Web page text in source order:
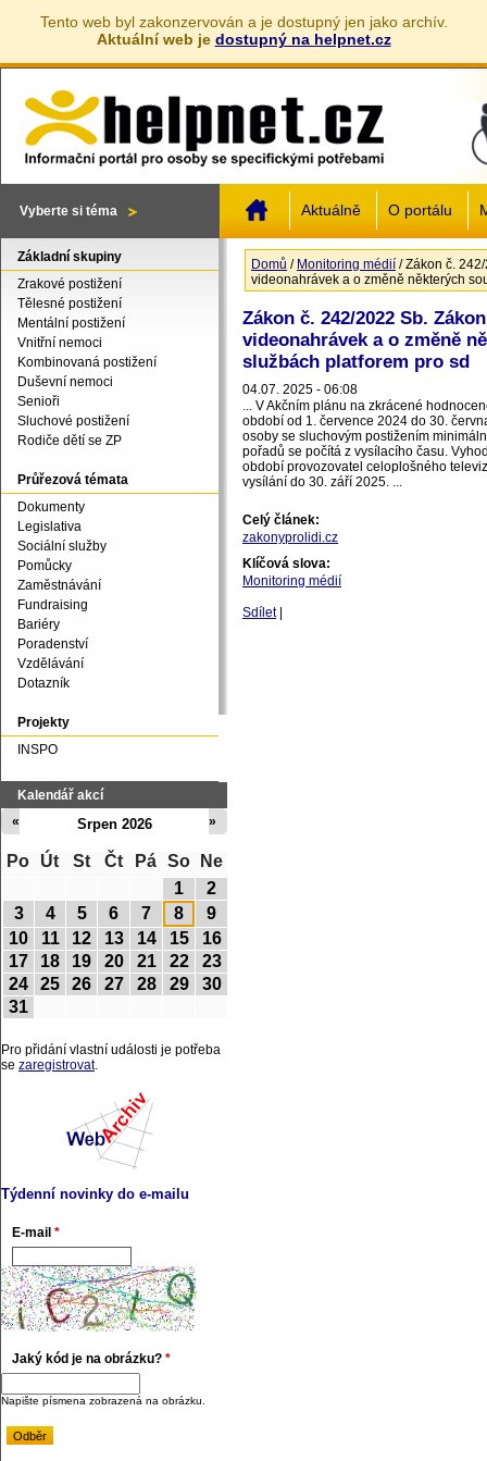
Tento web byl zakonzervován a je dostupný jen jako archív.
Aktuální web je dostupný na helpnet.cz
Vyberte si téma Aktuálně O portálu
Jste zde
Domů / Monitoring médií /Zákon č.
videonahrávek a o změně některých
Zákon č. 242/2022 Sb.
videonahrávek a o změně
službách platforem pro sd
04.07. 2025 - 06:08
... V Akčním plánu na zkrácené
období od 1. července 2024 do 30.
osoby se sluchovým postižením
pořadů se počítá z vysílacího času.
období provozovatel celoplošného
vysílání do 30. září 2025. ...
Celý článek:
zakonyprolidi.cz
Klíčová slova:
Monitoring médií
Sdílet
Základní skupiny
Zrakové postižení
Tělesné postižení
Mentální postižení
Vnitřní nemoci
Kombinovaná postižení
Duševní nemoci
Senioři
Sluchové postižení
Rodiče dětí se ZP
Průřezová témata
Dokumenty
Legislativa
Sociální služby
Pomůcky
Zaměstnávání
Fundraising
Bariéry
Poradenství
Vzdělávání
Dotazník
Projekty
INSPO
Kalendář akcí
Srpen 2026
« »
Po Út St Čt Pá So
Ne
1
2
3
4 5 6 7 8
9
10
11 12 13 14 15
16
17
18 19 20 21 22
23
24
25 26 27 28 29
30
31
Pro přidání vlastní události je potřeba
se zaregistrovat.
Týdenní novinky do e-mailu
E-mail *
Jaký kód je na obrázku? *
Napište písmena zobrazená na obrázku.